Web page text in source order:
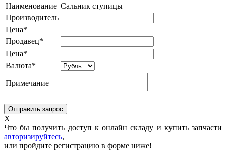
Наименование Сальник ступицы
Производитель
Цена*
Продавец*
Цена*
Валюта*
Примечание
X
Что бы получить доступ к онлайн складу и купить запчасти
авторизируйтесь,
или пройдите регистрацию в форме ниже!